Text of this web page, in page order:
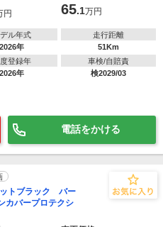
円 65.1万円
ル年式
2026年
走行距離
51Km
登録年
2026年
車検/自賠責
検2029/03
電話をかける
トブラック バー
バープロテクシ